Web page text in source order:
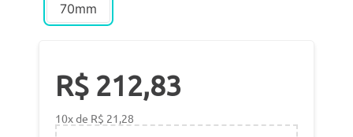
70mm
R$ 212,83
10x de R$ 21,28